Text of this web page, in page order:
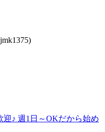
迎♪ 週1日～OKだから始め